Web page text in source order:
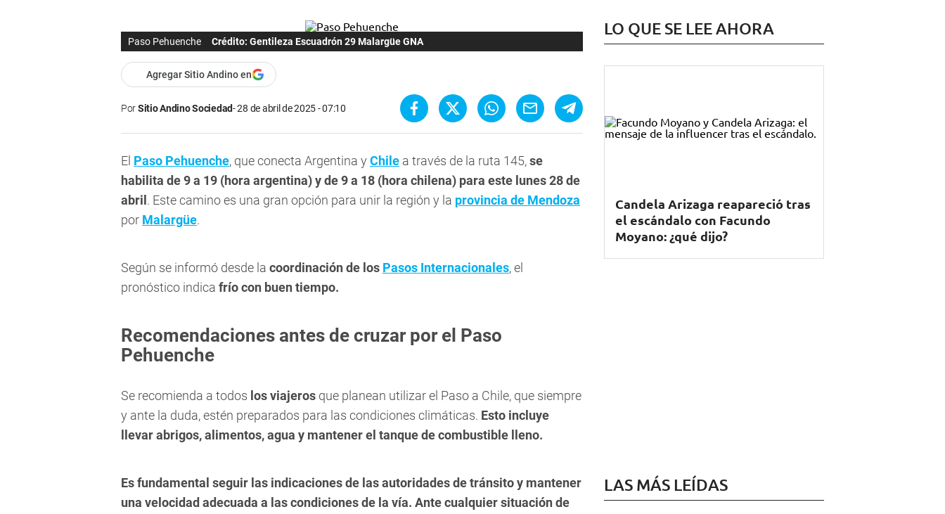
Paso Pehuenche Crédito: Gentileza Escuadrón 29 Malargüe GNA
Agregar Sitio Andino en
PorSitio Andino Sociedad 28 de abril de 2025 - 07:10
El Paso Pehuenche, que conecta Argentina y Chile a través de la ruta 145,se
habilita de 9 a 19 (hora argentina) y de 9 a 18 (hora chilena) para este lunes 28 de
abril . Este camino es una gran opción para unir la región y la provincia de Mendoza
por Malargüe.
Según se informó desde la coordinación de los Pasos Internacionales, el
pronóstico indica frío con buen tiempo.
Recomendaciones antes de cruzar por el Paso
Pehuenche
Se recomienda a todos los viajeros que planean utilizar el Paso a Chile, que siempre
y ante la duda, estén preparados para las condiciones climáticas. Esto incluye
llevar abrigos, alimentos, agua y mantener el tanque de combustible lleno.
Es fundamental seguir las indicaciones de las autoridades de tránsito y mantener
una velocidad adecuada a las condiciones de la vía. Ante cualquier situación de
LO QUE SE LEE AHORA
Candela Arizaga reapareció tras
el escándalo con Facundo
Moyano: ¿qué dijo?
LAS MÁS LEÍDAS